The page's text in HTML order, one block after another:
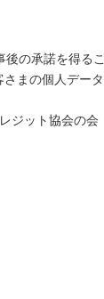
の承諾を得るこ
まの個人データ
ジット協会の会